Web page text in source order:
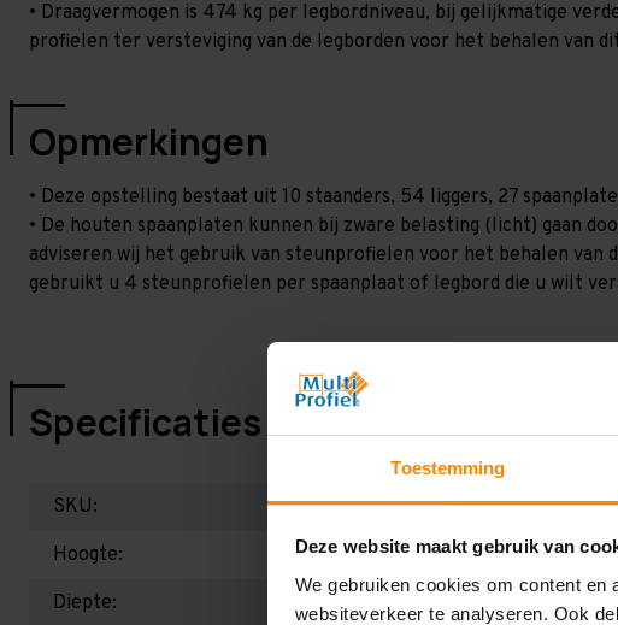
Toestemming
Deze website maakt gebruik van
We gebruiken cookies om content en
websiteverkeer te analyseren. Ook
• Draagvermogen is 474 kg per legbordniveau, bij gelijkmatige
profielen ter versteviging van de legborden voor het behalen van
Opmerkingen
• Deze opstelling bestaat uit 10 staanders, 54 liggers, 27
• De houten spaanplaten kunnen bij zware belasting (licht) gaan
adviseren wij het gebruik van steunprofielen voor het behalen van
gebruikt u 4 steunprofielen per spaanplaat of legbord die u wilt
Specificaties
SKU:
Hoogte:
3.000
Diepte:
1.200